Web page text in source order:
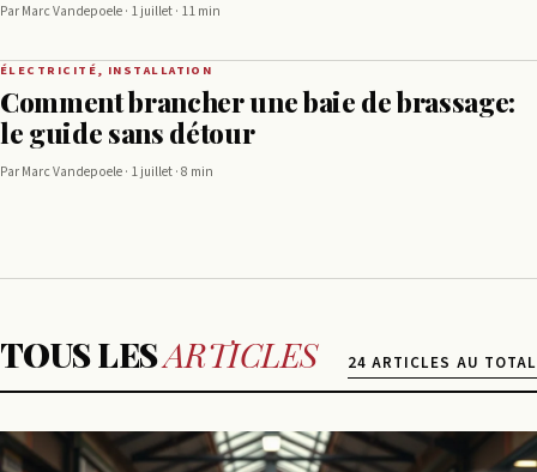
Par Marc Vandepoele · 1 juillet · 11 min
ÉLECTRICITÉ, INSTALLATION
Comment brancher une baie de brassage:
le guide sans détour
Par Marc Vandepoele · 1 juillet · 8 min
TOUS LESARTICLES 24 ARTICLES AU TOTAL